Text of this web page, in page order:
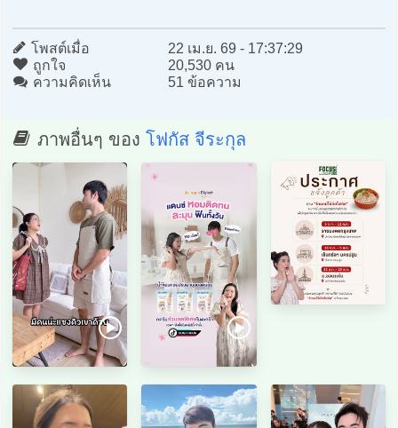
โพสต์เมื่อ
22 เม.ย. 69 - 17:37:29
ถูกใจ
20,530 คน
ความคิดเห็น
51 ข้อความ
ภาพอื่นๆ ของ โฟกัส จีระกุล